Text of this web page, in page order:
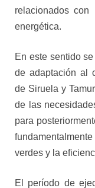
relacionados
energética.
En este sentido
de adaptación al
de Siruela y
de las
para
verdes y la
El período de